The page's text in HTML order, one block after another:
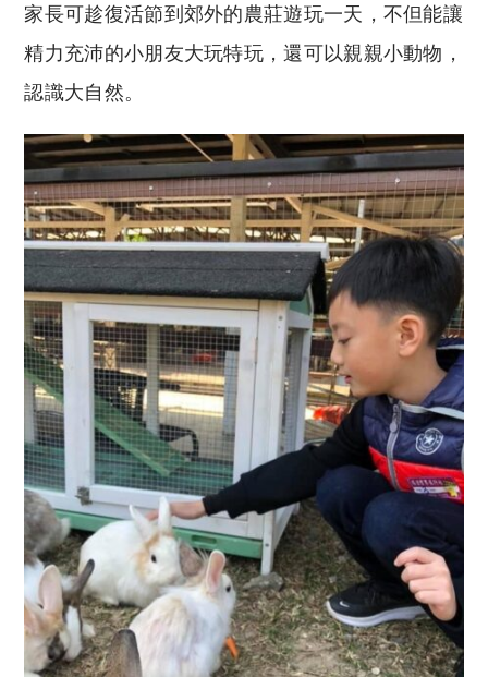
家長可趁復活節到郊外的農莊遊玩一天，不但能讓
精力充沛的小朋友大玩特玩，還可以親親小動物，
認識大自然。